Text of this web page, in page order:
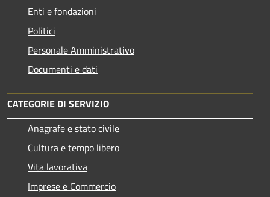
Enti e fondazioni
Politici
Personale Amministrativo
Documenti e dati
CATEGORIE DI SERVIZIO
Anagrafe e stato civile
Cultura e tempo libero
Vita lavorativa
Imprese e Commercio